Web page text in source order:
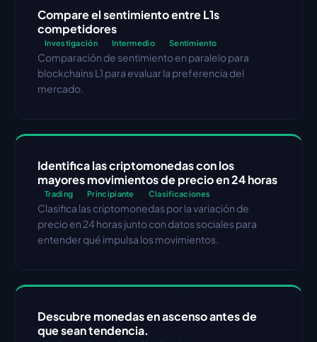
Compare el sentimiento entre L1s
competidores
Investigación Intermedio Sentimiento
Comparación de sentimiento en paralelo para
blockchains L1 para evaluar la preferencia del
mercado.
Identifica las criptomonedas con los
mayores movimientos de precio en 24 horas
Trading Principiante Clasificaciones
Clasifica las criptomonedas por la variación de
precio en 24 horas junto con datos sociales para
entender qué impulsa los movimientos.
Descubre monedas en ascenso antes de
que sean tendencia.